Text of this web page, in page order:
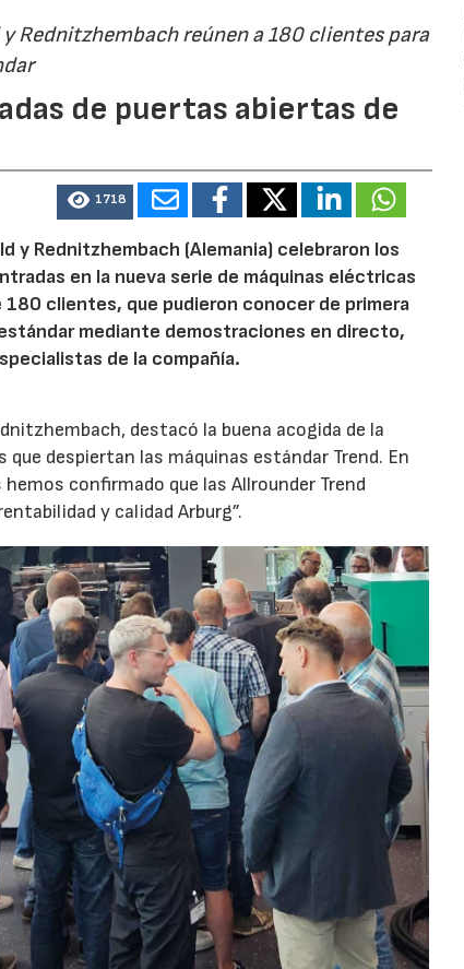
Rednitzhembach reúnen a 180 clientes para
de puertas abiertas de
1718
y Rednitzhembach (Alemania) celebraron los
en la nueva serie de máquinas eléctricas
clientes, que pudieron conocer de primera
mediante demostraciones en directo,
de la compañía.
destacó la buena acogida de la
despiertan las máquinas estándar Trend. En
confirmado que las Allrounder Trend
y calidad Arburg”.